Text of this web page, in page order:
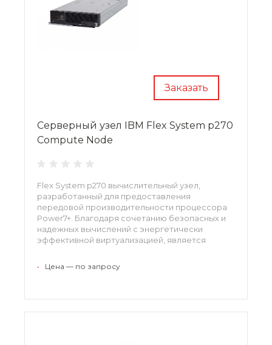
Заказать
Серверный узел IBM Flex System p270
Compute Node
Flex System p270 вычислительный узел,
разработанный для предоставления
передовой производительности процессора
Power7+. Благодаря сочетанию безопасных и
надежных вычислений с энергетически
эффективной виртуализацией, является
нуждающихся в разнообразии конфигураций
• Цена — по запросу